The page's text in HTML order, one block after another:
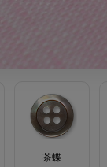
茶蝶